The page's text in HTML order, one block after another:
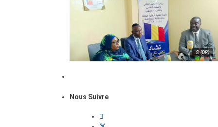
© (DR)
Nous Suivre